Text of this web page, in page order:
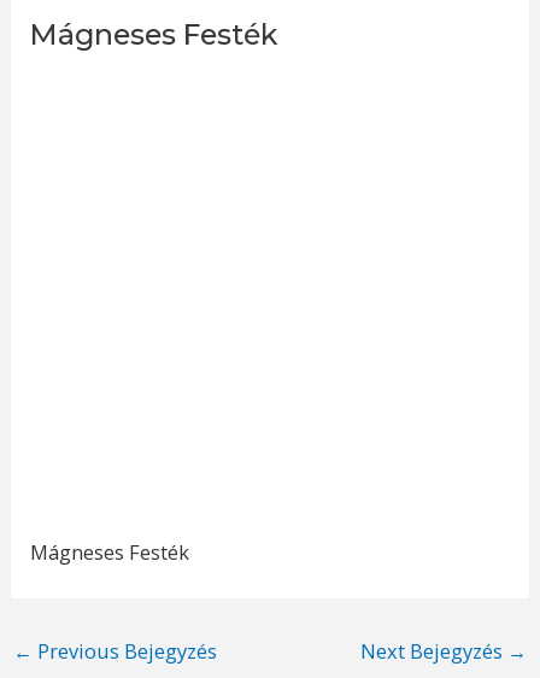
Mágneses Festék
Mágneses Festék
Post
← Previous Bejegyzés Next Bejegyzés →